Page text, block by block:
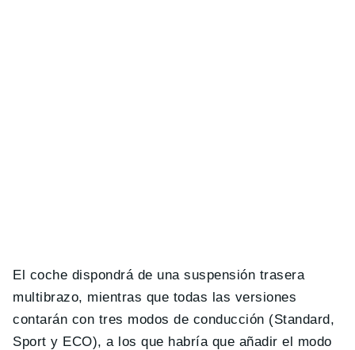
El coche dispondrá de una suspensión trasera
multibrazo, mientras que todas las versiones
contarán con tres modos de conducción (Standard,
Sport y ECO), a los que habría que añadir el modo